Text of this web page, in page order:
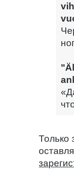
Только